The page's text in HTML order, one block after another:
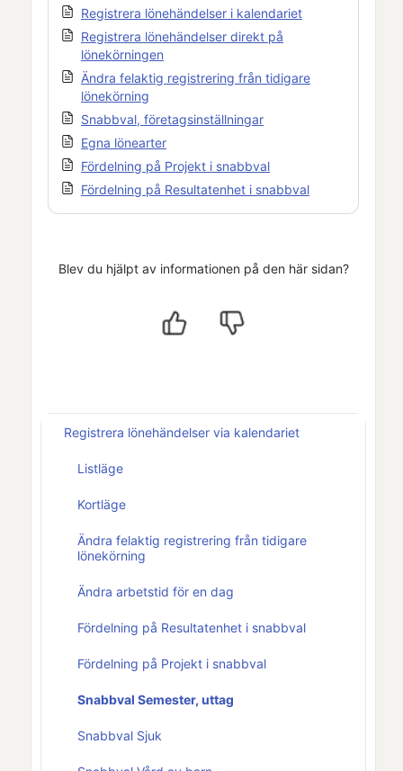
Registrera lönehändelser i kalendariet
Registrera lönehändelser direkt på
lönekörningen
Ändra felaktig registrering från tidigare
lönekörning
Snabbval, företagsinställningar
Egna lönearter
Fördelning på Projekt i snabbval
Fördelning på Resultatenhet i snabbval
Blev du hjälpt av informationen på den här sidan?
Registrera lönehändelser via kalendariet
Listläge
Kortläge
Ändra felaktig registrering från tidigare
lönekörning
Ändra arbetstid för en dag
Fördelning på Resultatenhet i snabbval
Fördelning på Projekt i snabbval
Snabbval Semester, uttag
Snabbval Sjuk